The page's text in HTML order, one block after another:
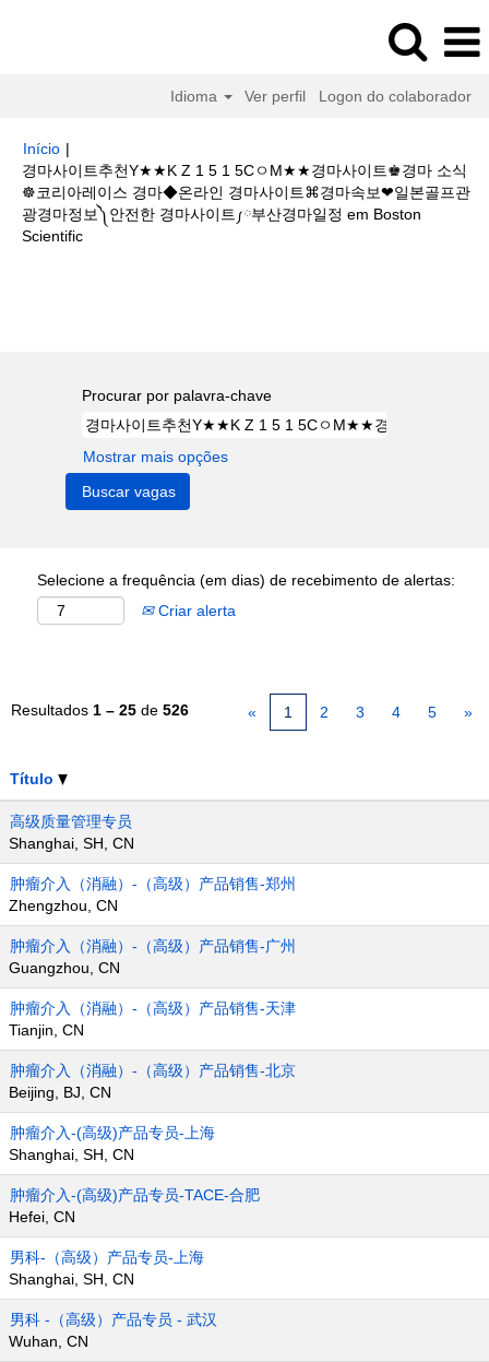
Idioma Ver perfil Logon do colaborador
Início |
경마사이트추천Y★★K Z 1 5 1 5CㅇM★★경마사이트♚경마 소식
☸코리아레이스 경마◆온라인 경마사이트⌘경마속보❤일본골프관
광경마정보༽안전한 경마사이트༿부산경마일정 em Boston
Scientific(página
Procurar por palavra-chave
Mostrar mais opções
Selecione a frequência (em dias) de recebimento de alertas:
Criar alerta
Resultados 1 – 25 de 526 « 1 2 3 4 5 »
Título
高级质量管理专员
Shanghai, SH, CN
肿瘤介入（消融）-（高级）产品销售-郑州
Zhengzhou, CN
肿瘤介入（消融）-（高级）产品销售-广州
Guangzhou, CN
肿瘤介入（消融）-（高级）产品销售-天津
Tianjin, CN
肿瘤介入（消融）-（高级）产品销售-北京
Beijing, BJ, CN
肿瘤介入-(高级)产品专员-上海
Shanghai, SH, CN
肿瘤介入-(高级)产品专员-TACE-合肥
Hefei, CN
男科-（高级）产品专员-上海
Shanghai, SH, CN
男科 -（高级）产品专员 - 武汉
Wuhan, CN